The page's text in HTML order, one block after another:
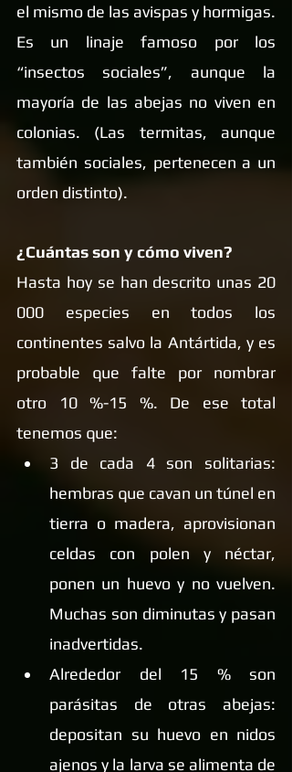
el mismo de las avispas y hormigas.
Es un linaje famoso por los
“insectos sociales”, aunque la
mayoría de las abejas no viven en
colonias. (Las termitas, aunque
también sociales, pertenecen a un
orden distinto).
¿Cuántas son y cómo viven?
Hasta hoy se han descrito unas 20
000 especies en todos los
continentes salvo la Antártida, y es
probable que falte por nombrar
otro 10 %-15 %. De ese total
tenemos que:
3 de cada 4 son solitarias:
hembras que cavan un túnel en
tierra o madera, aprovisionan
celdas con polen y néctar,
ponen un huevo y no vuelven.
Muchas son diminutas y pasan
inadvertidas.
Alrededor del 15 % son
parásitas de otras abejas:
depositan su huevo en nidos
ajenos y la larva se alimenta de